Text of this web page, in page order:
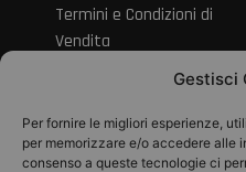
Gestisci
Per fornire le migliori esperienze,
per memorizzare e/o accedere alle
consenso a queste tecnologie ci
Termini e Condizioni di
Vendita
Informativa sul Diritto